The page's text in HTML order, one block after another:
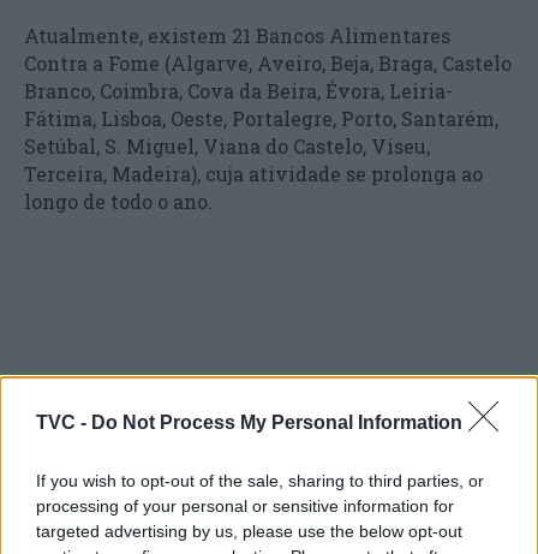
TVC - Do Not Process My Personal Information
If you wish to opt-out of the sale, sharing to third parties, or
processing of your personal or sensitive information for
targeted advertising by us, please use the below opt-out
Atualmente, existem 21 Bancos Alimentares
Contra a Fome (Algarve, Aveiro, Beja, Braga, Castelo
Branco, Coimbra, Cova da Beira, Évora, Leiria-
Fátima, Lisboa, Oeste, Portalegre, Porto, Santarém,
Setúbal, S. Miguel, Viana do Castelo, Viseu,
Terceira, Madeira), cuja atividade se prolonga ao
longo de todo o ano.
XII – Torneio de natação
cidade de Cantanhede
organizado pela secção de
84.º aniversário da Casa
do Concelho de
Pampilhosa da Serra